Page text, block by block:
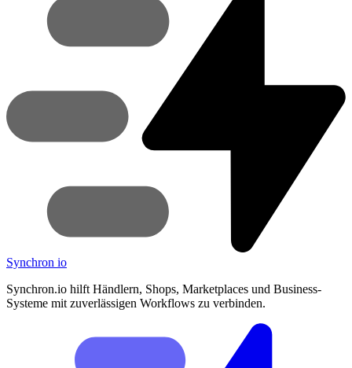
Synchron io
Synchron.io hilft Händlern, Shops, Marketplaces und Business-
Systeme mit zuverlässigen Workflows zu verbinden.